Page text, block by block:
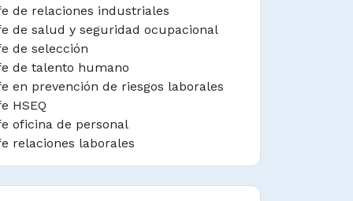
de relaciones industriales
de salud y seguridad ocupacional
de selección
de talento humano
en prevención de riesgos laborales
HSEQ
oficina de personal
relaciones laborales
unidad de personal